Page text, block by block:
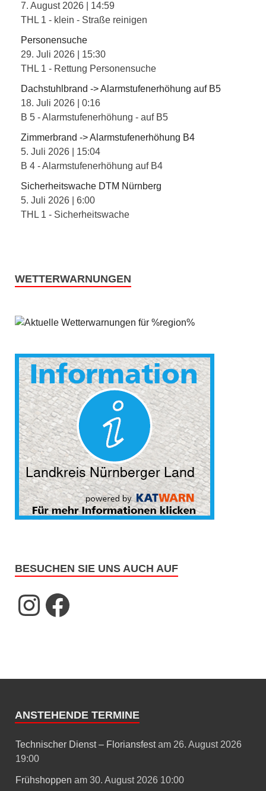
7. August 2026
14:59
THL 1 - klein - Straße reinigen
Personensuche
29. Juli 2026
15:30
THL 1 - Rettung Personensuche
Dachstuhlbrand -> Alarmstufenerhöhung auf B5
18. Juli 2026
0:16
B 5 - Alarmstufenerhöhung - auf B5
Zimmerbrand -> Alarmstufenerhöhung B4
5. Juli 2026
15:04
B 4 - Alarmstufenerhöhung auf B4
Sicherheitswache DTM Nürnberg
5. Juli 2026
6:00
THL 1 - Sicherheitswache
WETTERWARNUNGEN
BESUCHEN SIE UNS AUCH AUF
ANSTEHENDE TERMINE
Technischer Dienst – Floriansfestam 26. August 2026
19:00
Frühshoppen am 30. August 2026 10:00